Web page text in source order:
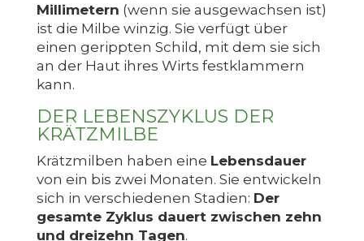
Millimetern (wenn sie ausgewachsen ist)
ist die Milbe winzig. Sie verfügt über
einen gerippten Schild, mit dem sie sich
an der Haut ihres Wirts festklammern
kann.
DER LEBENSZYKLUS DER
KRÄTZMILBE
Krätzmilben haben eine Lebensdauer
von ein bis zwei Monaten. Sie entwickeln
sich in verschiedenen Stadien: Der
gesamte Zyklus dauert zwischen zehn
und dreizehn Tagen.